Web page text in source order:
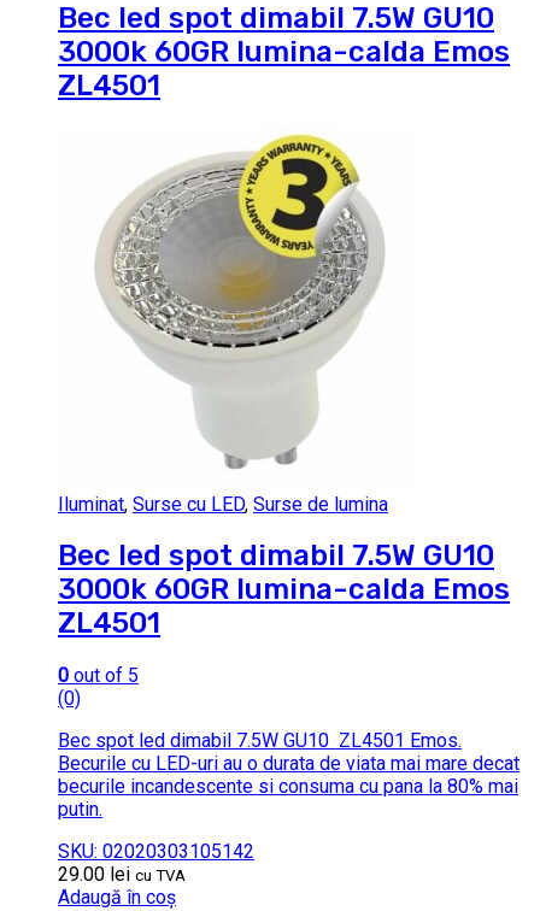
Bec led spot dimabil 7.5W GU10
3000k 60GR lumina-calda Emos
ZL4501
Iluminat, Surse cu LED, Surse de lumina
Bec led spot dimabil 7.5W GU10
3000k 60GR lumina-calda Emos
ZL4501
0 out of 5
(0)
Bec spot led dimabil 7.5W GU10 ZL4501 Emos.
Becurile cu LED-uri au o durata de viata mai mare decat
becurile incandescente si consuma cu pana la 80% mai
putin.
SKU: 02020303105142
29.00 lei cu TVA
Adaugă în coș